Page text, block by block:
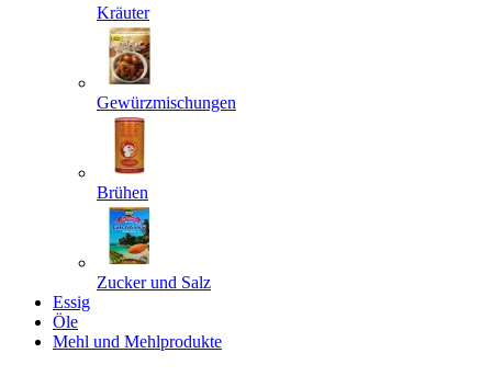
Kräuter
Gewürzmischungen
Brühen
Zucker und Salz
Essig
Öle
Mehl und Mehlprodukte